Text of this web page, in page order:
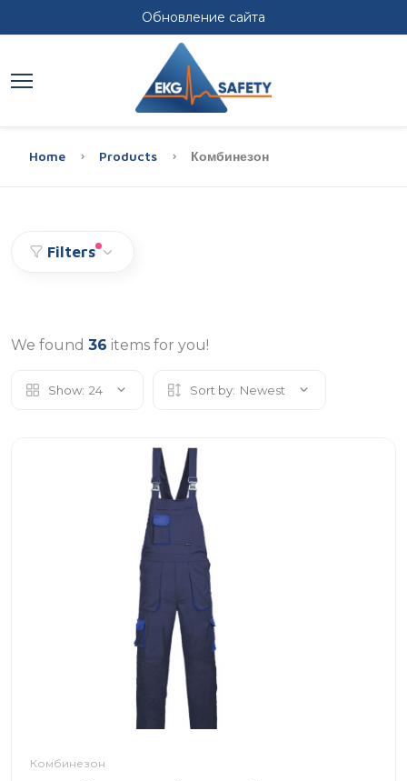
Обновление сайта
Home Products Комбинезон
Filters
We found 36 items for you!
Show: 24 Sort by: Newest
Комбинезон